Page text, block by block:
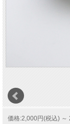
価格:2,000円(税込) ～